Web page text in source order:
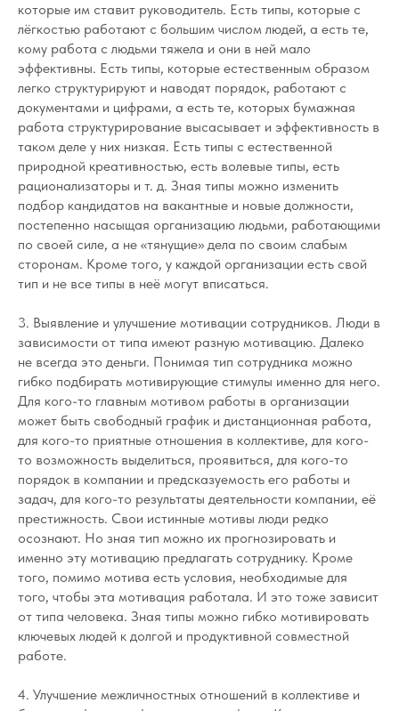
которые им ставит руководитель. Есть типы, которые с
лёгкостью работают с большим числом людей, а есть те,
кому работа с людьми тяжела и они в ней мало
эффективны. Есть типы, которые естественным образом
легко структурируют и наводят порядок, работают с
документами и цифрами, а есть те, которых бумажная
работа структурирование высасывает и эффективность в
таком деле у них низкая. Есть типы с естественной
природной креативностью, есть волевые типы, есть
рационализаторы и т. д. Зная типы можно изменить
подбор кандидатов на вакантные и новые должности,
постепенно насыщая организацию людьми, работающими
по своей силе, а не «тянущие» дела по своим слабым
сторонам. Кроме того, у каждой организации есть свой
тип и не все типы в неё могут вписаться.
3. Выявление и улучшение мотивации сотрудников. Люди в
зависимости от типа имеют разную мотивацию. Далеко
не всегда это деньги. Понимая тип сотрудника можно
гибко подбирать мотивирующие стимулы именно для него.
Для кого-то главным мотивом работы в организации
может быть свободный график и дистанционная работа,
для кого-то приятные отношения в коллективе, для кого-
то возможность выделиться, проявиться, для кого-то
порядок в компании и предсказуемость его работы и
задач, для кого-то результаты деятельности компании, её
престижность. Свои истинные мотивы люди редко
осознают. Но зная тип можно их прогнозировать и
именно эту мотивацию предлагать сотруднику. Кроме
того, помимо мотива есть условия, необходимые для
того, чтобы эта мотивация работала. И это тоже зависит
от типа человека. Зная типы можно гибко мотивировать
ключевых людей к долгой и продуктивной совместной
работе.
4. Улучшение межличностных отношений в коллективе и